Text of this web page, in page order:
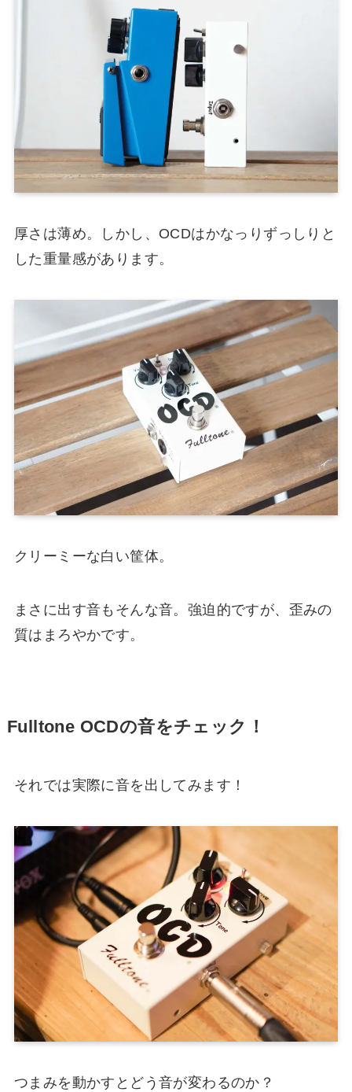
厚さは薄め。しかし、OCDはかなっりずっしりと
した重量感があります。
クリーミーな白い筐体。
まさに出す音もそんな音。強迫的ですが、歪みの
質はまろやかです。
Fulltone OCDの音をチェック！
それでは実際に音を出してみます！
つまみを動かすとどう音が変わるのか？